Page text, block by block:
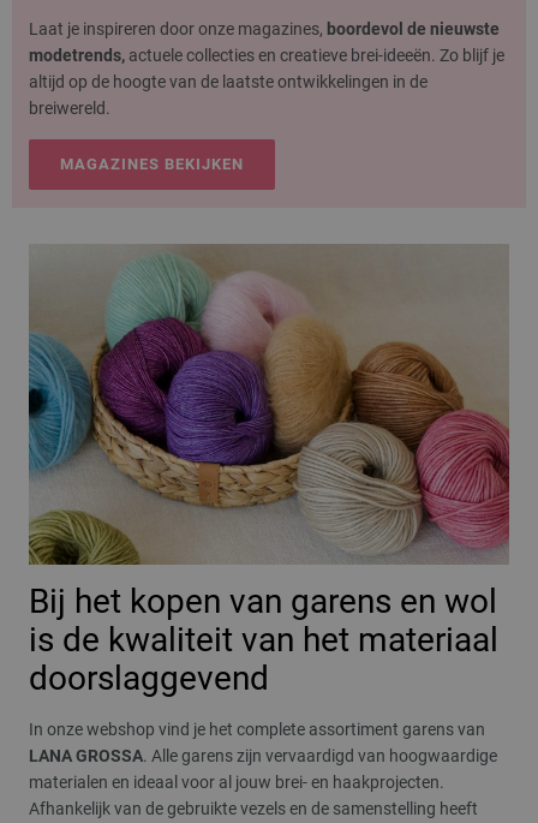
Laat je inspireren door onze magazines, boordevol de nieuwste
modetrends, actuele collecties en creatieve brei-ideeën. Zo blijf je
altijd op de hoogte van de laatste ontwikkelingen in de
breiwereld.
MAGAZINES BEKIJKEN
Bij het kopen van garens en wol
is de kwaliteit van het materiaal
doorslaggevend
In onze webshop vind je het complete assortiment garens van
LANA GROSSA. Alle garens zijn vervaardigd van hoogwaardige
materialen en ideaal voor al jouw brei- en haakprojecten.
Afhankelijk van de gebruikte vezels en de samenstelling heeft